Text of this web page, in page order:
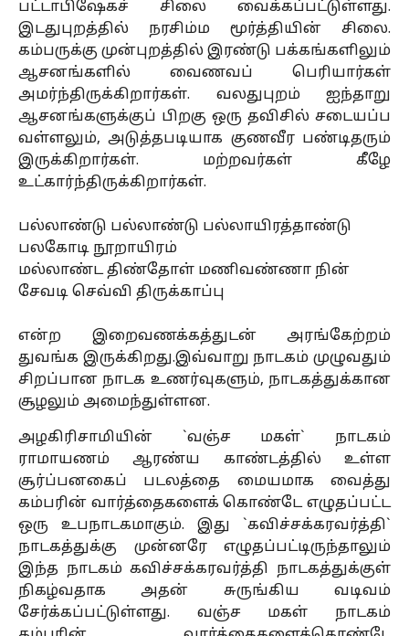
பட்டாபிஷேகச் சிலை வைக்கப்பட்டுள்ளது.
இடதுபுறத்தில் நரசிம்ம மூர்த்தியின் சிலை.
கம்பருக்கு முன்புறத்தில் இரண்டு பக்கங்களிலும்
ஆசனங்களில் வைணவப் பெரியார்கள்
அமர்ந்திருக்கிறார்கள். வலதுபுறம் ஐந்தாறு
ஆசனங்களுக்குப் பிறகு ஒரு தவிசில் சடையப்ப
வள்ளலும், அடுத்தபடியாக குணவீர பண்டிதரும்
இருக்கிறார்கள். மற்றவர்கள் கீழே
உட்கார்ந்திருக்கிறார்கள்.
பல்லாண்டு பல்லாண்டு பல்லாயிரத்தாண்டு
பலகோடி நூறாயிரம்
மல்லாண்ட திண்தோள் மணிவண்ணா நின்
சேவடி செவ்வி திருக்காப்பு
என்ற இறைவணக்கத்துடன் அரங்கேற்றம்
துவங்க இருக்கிறது.இவ்வாறு நாடகம் முழுவதும்
சிறப்பான நாடக உணர்வுகளும், நாடகத்துக்கான
சூழலும் அமைந்துள்ளன.
அழகிரிசாமியின் `வஞ்ச மகள்` நாடகம்
ராமாயணம் ஆரண்ய காண்டத்தில் உள்ள
சூர்ப்பனகைப் படலத்தை மையமாக வைத்து
கம்பரின் வார்த்தைகளைக் கொண்டே எழுதப்பட்ட
ஒரு உபநாடகமாகும். இது `கவிச்சக்கரவர்த்தி`
நாடகத்துக்கு முன்னரே எழுதப்பட்டிருந்தாலும்
இந்த நாடகம் கவிச்சக்கரவர்த்தி நாடகத்துக்குள்
நிகழ்வதாக அதன் சுருங்கிய வடிவம்
சேர்க்கப்பட்டுள்ளது. வஞ்ச மகள் நாடகம்